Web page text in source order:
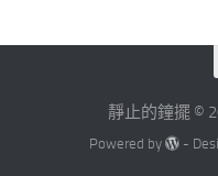
靜止的鐘擺 ©
Powered by -